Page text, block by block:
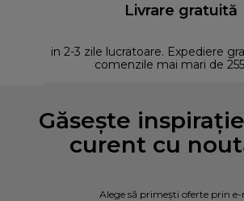
Livrare gratuită
in 2-3 zile lucratoare. Expediere
comenzile mai mari de
Găsește
curent cu
Alege să primești oferte prin